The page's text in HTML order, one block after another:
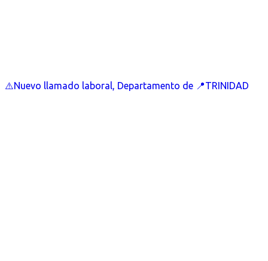
⚠️Nuevo llamado laboral, Departamento de 📍TRINIDAD